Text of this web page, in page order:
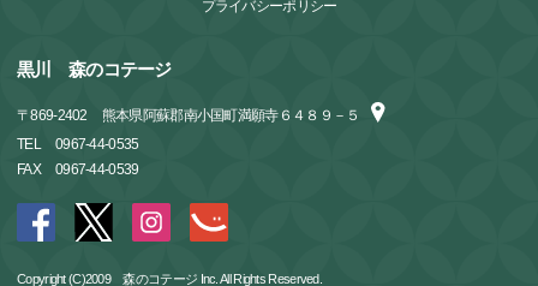
プライバシーポリシー
黒川 森のコテージ
〒869-2402
熊本県阿蘇郡南小国町満願寺６４８９－５
TEL
0967-44-0535
FAX
0967-44-0539
Copyright (C)2009 森のコテージ Inc. All Rights Reserved.